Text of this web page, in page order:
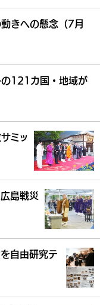
きへの懸念（7月
121カ国・地域が
ミッ
島戦災
自由研究テ